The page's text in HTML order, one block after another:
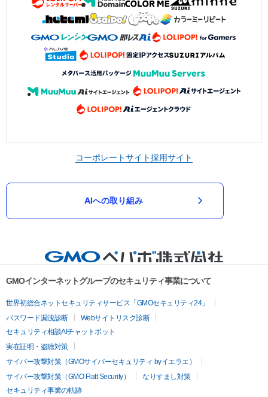
コーポレートサイト採用サイト
AIへの取り組み
GMOインターネットグループのセキュリティ事業について
世界初総合ネットセキュリティサービス「GMOセキュリティ24」
パスワード漏洩診断
Webサイトリスク診断
セキュリティ相談AIチャットボット
実在証明・盗聴対策
サイバー攻撃対策（GMOサイバーセキュリティ byイエラエ）
サイバー攻撃対策（GMO Flatt Security）
なりすまし対策
セキュリティ事業の軌跡